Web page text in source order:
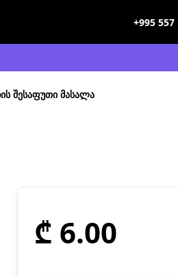
+995 557
შესაფუთი მასალა
₾ 6.00